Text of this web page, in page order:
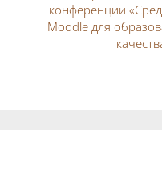
конференции
Moodle для